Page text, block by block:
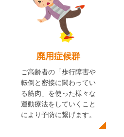
廃用症候群
ご高齢者の「歩行障害や
転倒と密接に関わってい
る筋肉」を使った様々な
運動療法をしていくこと
により予防に繋げます。